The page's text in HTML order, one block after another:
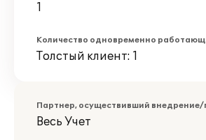
1
Количество одновременно
Толстый клиент: 1
Партнер, осуществивший внедрение/
Весь Учет